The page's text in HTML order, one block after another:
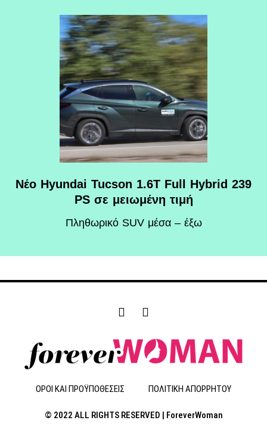
Νέο Hyundai Tucson 1.6T Full Hybrid 239
PS σε μειωμένη τιμή
Πληθωρικό SUV μέσα – έξω
F
e
b
o
k
f
I
t
a
r
a
ΟΡΟΙ ΚΑΙ ΠΡΟΫΠΟΘΕΣΕΙΣ ΠΟΛΙΤΙΚΗ ΑΠΟΡΡΗΤΟΥ
© 2022 ALL RIGHTS RESERVED | ForeverWoman